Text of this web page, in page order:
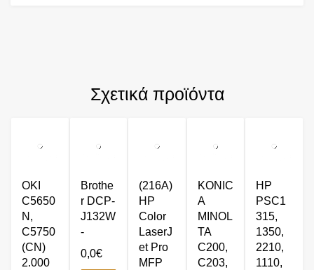
Σχετικά προϊόντα
OKI
C5650
N,
C5750
(CN)
2.000
Brothe
r DCP-
J132W
-
0,0€
(216A)
HP
Color
LaserJ
et Pro
MFP
KONIC
A
MINOL
TA
C200,
C203,
HP
PSC1
315,
1350,
2210,
1110,